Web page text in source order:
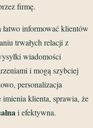
firmę.
informować klientów
trwałych relacji z
wiadomości
i mogą szybciej
personalizacja
imienia klienta, sprawia, że
i efektywna.